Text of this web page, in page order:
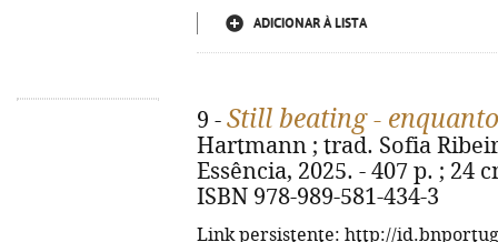
ADICIONAR À LISTA
9 - Still beating -
Hartmann ; trad. Sofia
Essência, 2025. - 407 p. ; 24
ISBN 978-989-581-434-3
Link persistente: http://